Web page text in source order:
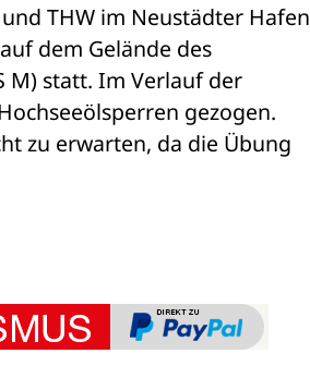
THW im Neustädter Hafen
dem Gelände des
M) statt. Im Verlauf der
gezogen.
zu erwarten, da die Übung